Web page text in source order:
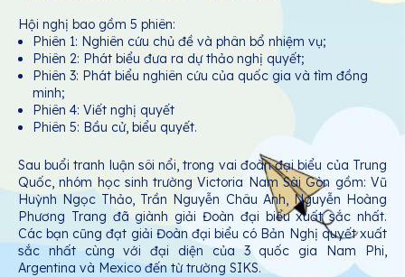
Hội nghị bao gồm 5 phiên:
Phiên 1: Nghiên cứu chủ đề và phân bổ nhiệm vụ;
Phiên 2: Phát biểu đưa ra dự thảo nghị quyết;
Phiên 3: Phát biểu nghiên cứu của quốc gia và tìm đồng
minh;
Phiên 4: Viết nghị quyết
Phiên 5: Bầu cử, biểu quyết.
Sau buổi tranh luận sôi nổi, trong vai đoàn đại biểu của Trung
Quốc, nhóm học sinh trường Victoria Nam Sài Gòn gồm: Vũ
Huỳnh Ngọc Thảo, Trần Nguyễn Châu Anh, Nguyễn Hoàng
Phương Trang đã giành giải Đoàn đại biểu xuất sắc nhất.
Các bạn cũng đạt giải Đoàn đại biểu có Bản Nghị quyết xuất
sắc nhất cùng với đại diện của 3 quốc gia Nam Phi,
Argentina và Mexico đến từ trường SIKS.